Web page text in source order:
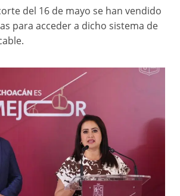
del 16 de mayo se han vendido
para acceder a dicho sistema de